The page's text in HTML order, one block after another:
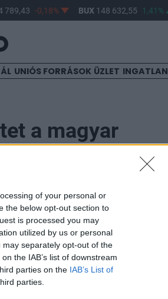
of your personal or
the below opt-out section to
is processed you may
utilized by us or personal
separately opt-out of the
the IAB’s list of downstream
parties on the IAB’s List of
parties.
-0,18% BUX148 632,55 1,41%
UNIÓS FORRÁSOK ÜZLET INGATLAN
a magyar
tőzsde relatív erőt mutat,
Day 2026, ahol a piac vezető
kérdésekre. Meddig tarthat az AI-